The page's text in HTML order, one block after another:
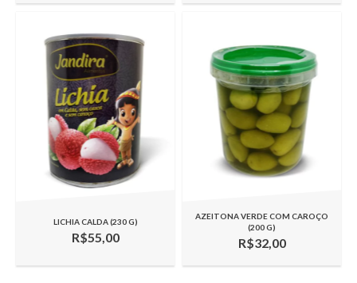
LICHIA CALDA (230 G)
R$55,00
AZEITONA VERDE COM CAROÇO
(200 G)
R$32,00